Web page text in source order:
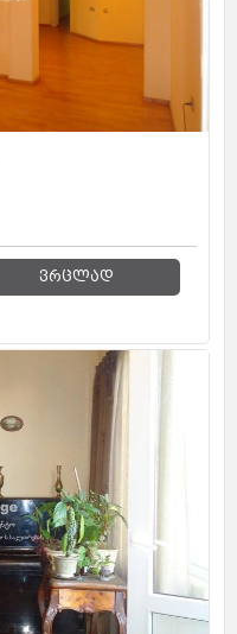
ვრცლად